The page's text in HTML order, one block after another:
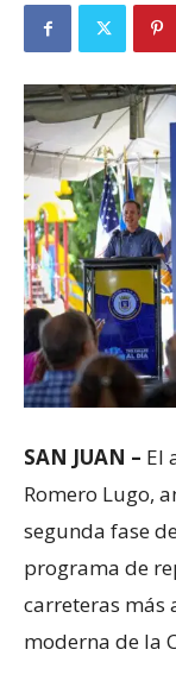
SAN JUAN – El
Romero Lugo,
segunda fase
programa de
carreteras más
moderna de la